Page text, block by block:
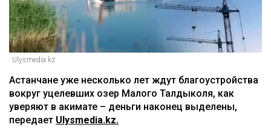
Ulysmedia.kz
Астанчане уже несколько лет ждут благоустройства
вокруг уцелевших озер Малого Талдыколя, как
уверяют в акимате – деньги наконец выделены,
передает Ulysmedia.kz.